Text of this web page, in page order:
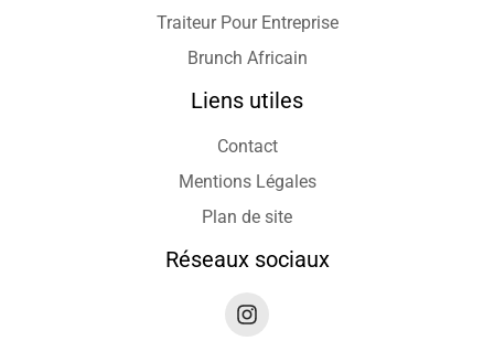
Traiteur Pour Entreprise
Brunch Africain
Liens utiles
Contact
Mentions Légales
Plan de site
Réseaux sociaux